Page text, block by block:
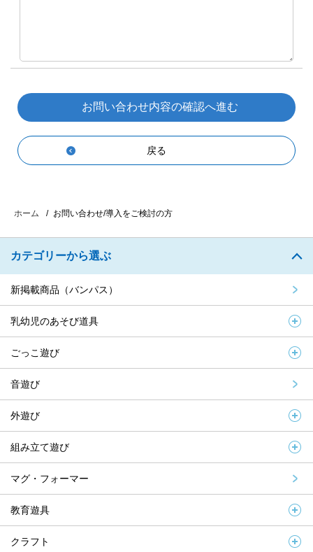
戻る
ホーム お問い合わせ/導入をご検討の方
カテゴリーから選ぶ
新掲載商品（バンパス）
乳幼児のあそび道具
ごっこ遊び
音遊び
外遊び
組み立て遊び
マグ・フォーマー
教育遊具
クラフト